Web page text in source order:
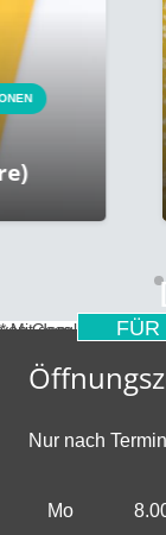
8.11.21
FÜR
* Mit dem Laden der Karte akzeptierst du die Datenschutzerklärung von Google. Mehr
Nur nach
Mo